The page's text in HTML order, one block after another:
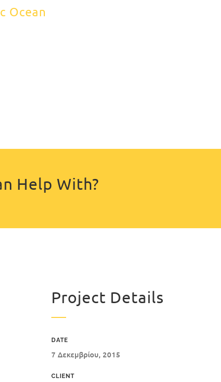
Ocean
Help With?
Project Details
DATE
7 Δεκεμβρίου, 2015
CLIENT